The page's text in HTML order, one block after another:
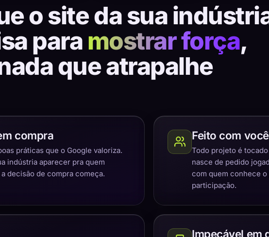
o site da sua
para mostrar força,
que atrapalhe
compra
práticas que o Google valoriza.
indústria aparecer pra quem
decisão de compra começa.
Feito com
Todo projeto é
nasce de pedido
com quem conhece
participação.
Impecável em